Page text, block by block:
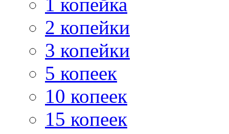
2 копейки
3 копейки
5 копеек
10 копеек
15 копеек